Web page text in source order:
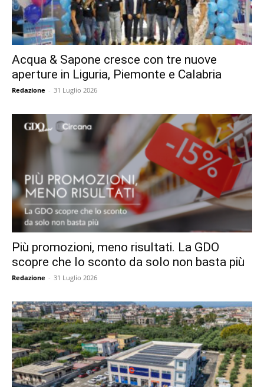
Acqua & Sapone cresce con tre nuove
aperture in Liguria, Piemonte e Calabria
Redazione - 31 Luglio 2026
Più promozioni, meno risultati. La GDO
scopre che lo sconto da solo non basta più
Redazione - 31 Luglio 2026